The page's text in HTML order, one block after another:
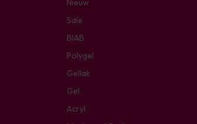
Nieuw
Sale
BIAB
Polygel
Gellak
Gel
Acryl